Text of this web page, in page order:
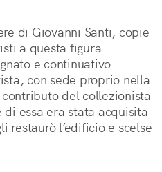
di Giovanni Santi, copie
a questa figura
e continuativo
con sede proprio nella
del collezionista
essa era stata acquisita
restaurò l’edificio e scelse